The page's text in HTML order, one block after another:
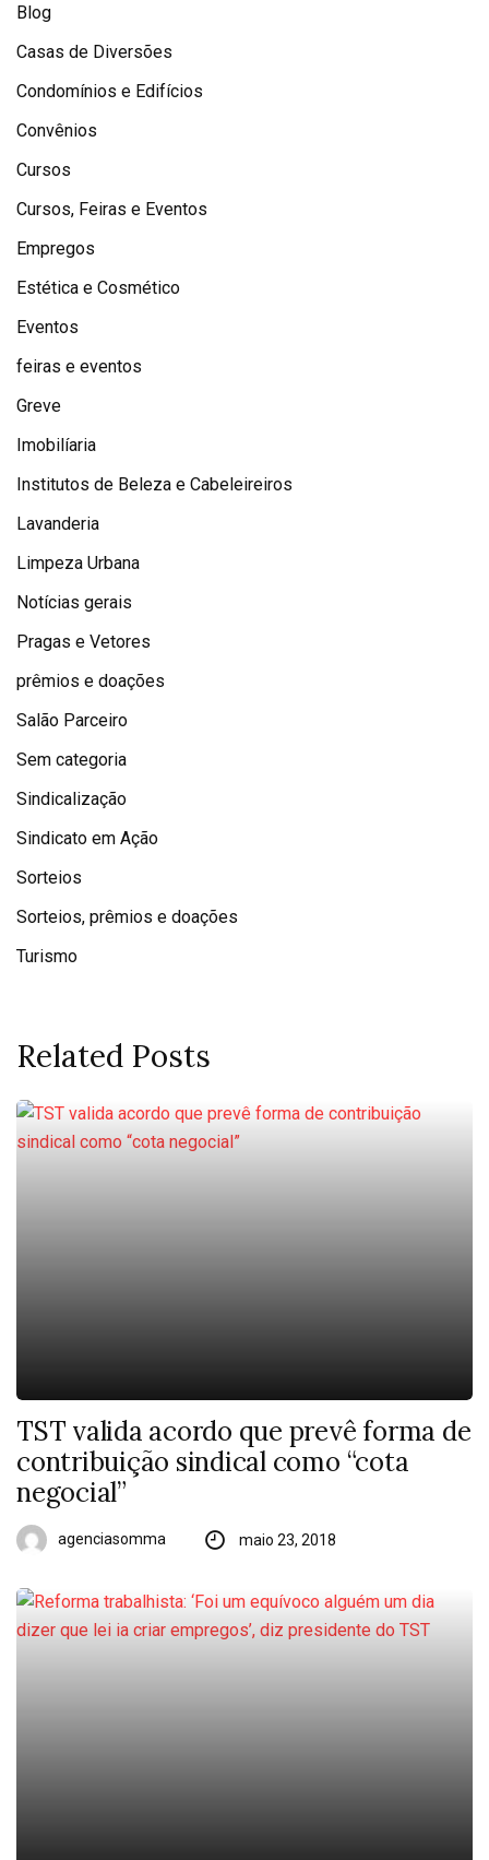
Blog
Casas de Diversões
Condomínios e Edifícios
Convênios
Cursos
Cursos, Feiras e Eventos
Empregos
Estética e Cosmético
Eventos
feiras e eventos
Greve
Imobilíaria
Institutos de Beleza e Cabeleireiros
Lavanderia
Limpeza Urbana
Notícias gerais
Pragas e Vetores
prêmios e doações
Salão Parceiro
Sem categoria
Sindicalização
Sindicato em Ação
Sorteios
Sorteios, prêmios e doações
Turismo
Related Posts
TST valida acordo que prevê forma de
contribuição sindical como “cota
negocial”
agenciasomma maio 23, 2018